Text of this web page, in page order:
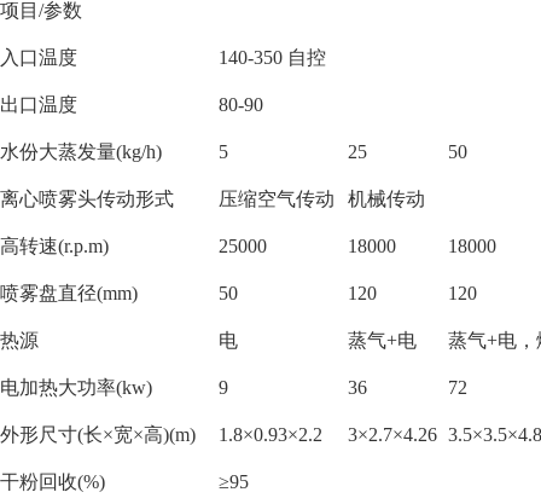
项目 /参数
入口温度 140-350 自控
出口温度 80-90
水份大蒸发量(kg/h) 5 25 50
离心喷雾头传动形式 压缩空气传动 机械传动
高转速(r.p.m) 25000 18000 18000
喷雾盘直径(mm) 50 120 120
热源 电 蒸气+电 蒸气+电，
电加热大功率(kw) 9 36 72
外形尺寸(长×宽×高)(m) 1.8×0.93×2.2 3×2.7×4.26 3.5×3.5×4.8
干粉回收(%) ≥95